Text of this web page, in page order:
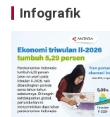
Infografik